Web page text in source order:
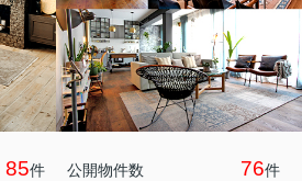
85件 公開物件数 76件